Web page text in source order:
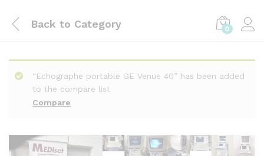
Back to Category 0
Compare
“Echographe portable GE Venue 40” has been added
to the compare list